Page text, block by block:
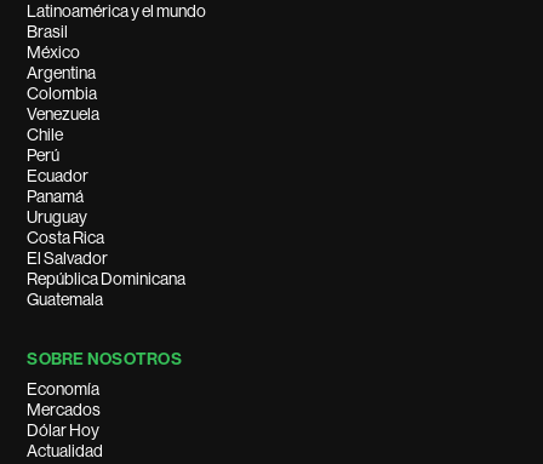
Latinoamérica y el mundo
Brasil
México
Argentina
Colombia
Venezuela
Chile
Perú
Ecuador
Panamá
Uruguay
Costa Rica
El Salvador
República Dominicana
Guatemala
SOBRE NOSOTROS
Economía
Mercados
Dólar Hoy
Actualidad